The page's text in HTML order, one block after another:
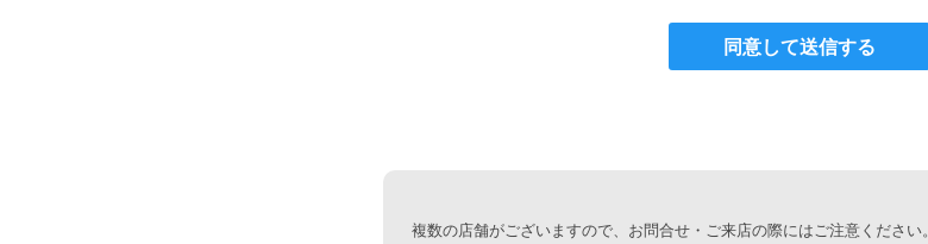
同意して送信する
複数の店舗がございますので、お問合せ・ご来店の際にはご注意ください。